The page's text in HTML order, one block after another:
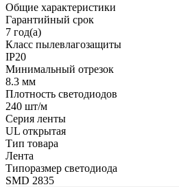
Общие характеристики
Гарантийный срок
7 год(а)
Класс пылевлагозащиты
IP20
Минимальный отрезок
8.3 мм
Плотность светодиодов
240 шт/м
Серия ленты
UL открытая
Тип товара
Лента
Типоразмер светодиода
SMD 2835